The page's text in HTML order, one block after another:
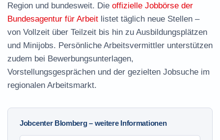
Region und bundesweit. Die offizielle Jobbörse der
Bundesagentur für Arbeit listet täglich neue Stellen –
von Vollzeit über Teilzeit bis hin zu Ausbildungsplätzen
und Minijobs. Persönliche Arbeitsvermittler unterstützen
zudem bei Bewerbungsunterlagen,
Vorstellungsgesprächen und der gezielten Jobsuche im
regionalen Arbeitsmarkt.
Jobcenter Blomberg – weitere Informationen